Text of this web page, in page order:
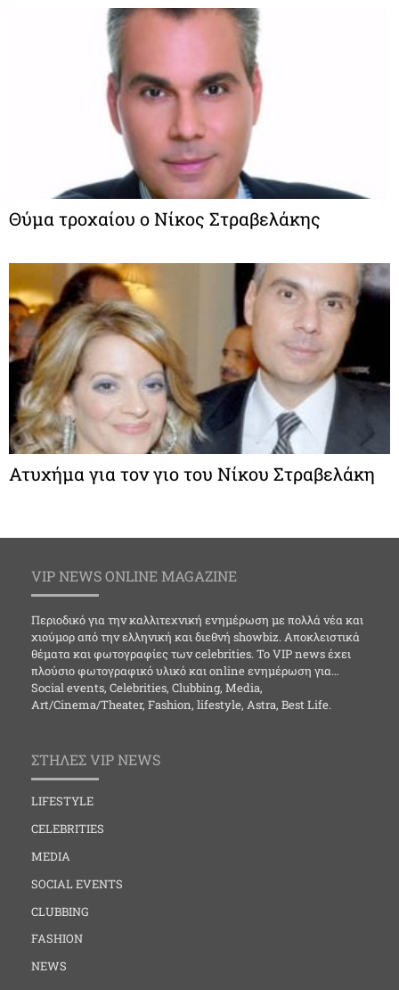
Θύμα τροχαίου ο Νίκος Στραβελάκης
Ατυχήμα για τον γιο του Νίκου Στραβελάκη
VIP NEWS ONLINE MAGAZINE
Περιοδικό για την καλλιτεχνική ενημέρωση με πολλά νέα και
χιούμορ από την ελληνική και διεθνή showbiz. Αποκλειστικά
θέματα και φωτογραφίες των celebrities. Το VIP news έχει
πλούσιο φωτογραφικό υλικό και online ενημέρωση για…
Social events, Celebrities, Clubbing, Media,
Art/Cinema/Theater, Fashion, lifestyle, Astra, Best Life.
ΣΤΗΛΕΣ VIP NEWS
LIFESTYLE
CELEBRITIES
MEDIA
SOCIAL EVENTS
CLUBBING
FASHION
NEWS